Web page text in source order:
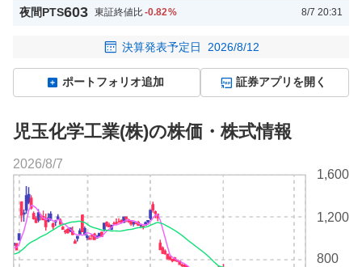
夜間PTS603 東証終値比-0.82% 8/7 20:31
決算発表予定日 2026/8/12
ポートフォリオ追加 証券アプリを開く
児玉化学工業(株)の株価・株式情報
800
1,200
1,600
2026/8/7